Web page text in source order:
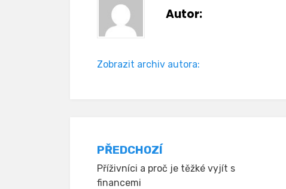
Autor:
Zobrazit archiv autora:
Navigace
pro
PŘEDCHOZÍ
Příživníci a proč je těžké vyjít s
financemi